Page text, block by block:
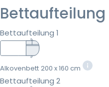
Bettaufteilung
Bettaufteilung 1
Alkovenbett 200 x 160 cm
Bettaufteilung 2